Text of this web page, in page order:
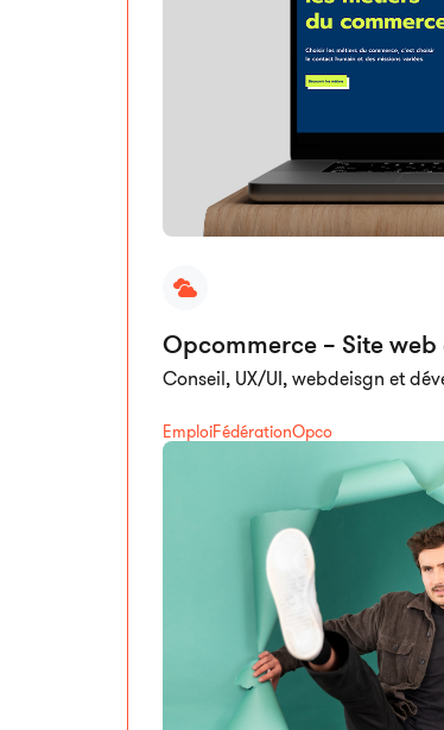
Opcommerce – Site
Conseil, UX/UI, webdeisgn et
EmploiFédérationOpco